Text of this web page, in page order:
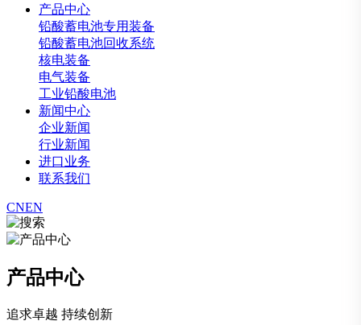
产品中心
铅酸蓄电池专用装备
铅酸蓄电池回收系统
核电装备
电气装备
工业铅酸电池
新闻中心
企业新闻
行业新闻
进口业务
联系我们
CNEN
产品中心
追求卓越 持续创新